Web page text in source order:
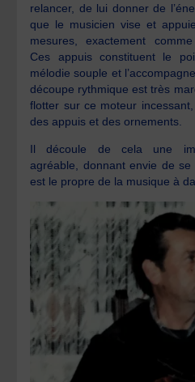
relancer, de lui donner de
que le musicien vise et
mesures, exactement comme
Ces appuis constituent le
mélodie souple et
découpe rythmique est très
flotter sur ce moteur
des appuis et des ornements.
Il découle de cela une
agréable, donnant envie de
est le propre de la musique à